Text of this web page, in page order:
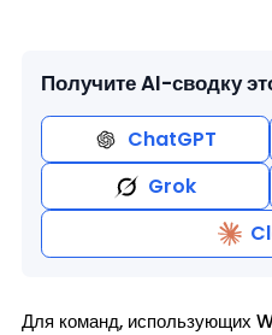
Получите AI-сводку
ChatGPT
Grok
Для команд, использующих